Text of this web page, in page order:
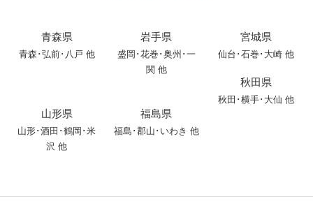
青森県
青森 ･弘前･ 八戸 他
岩手県
盛岡 ･花巻 ･奥州 ･一
関 他
宮城県
仙台･石巻･大崎 他
秋田県
秋田 ･横手･ 大仙 他
山形県
山形･酒田 ･鶴岡 ･米
沢 他
福島県
福島･郡山･いわき 他